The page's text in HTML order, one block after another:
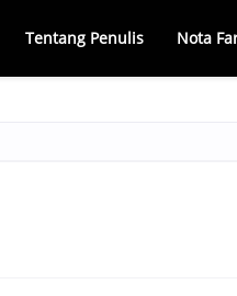
Tentang Penulis Nota